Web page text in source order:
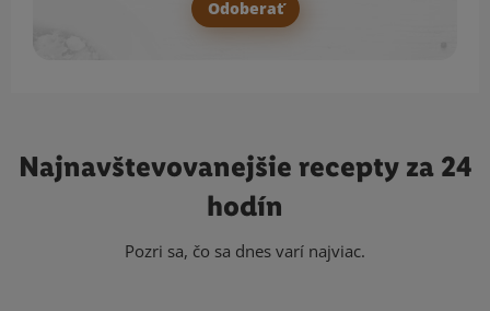
Odoberať
Najnavštevovanejšie recepty za 24
hodín
Pozri sa, čo sa dnes varí najviac.